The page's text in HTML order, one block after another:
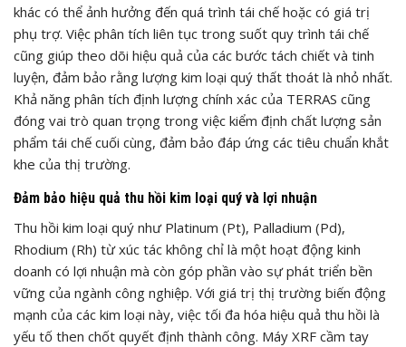
khác có thể ảnh hưởng đến quá trình tái chế hoặc có giá trị
phụ trợ. Việc phân tích liên tục trong suốt quy trình tái chế
cũng giúp theo dõi hiệu quả của các bước tách chiết và tinh
luyện, đảm bảo rằng lượng kim loại quý thất thoát là nhỏ nhất.
Khả năng phân tích định lượng chính xác của TERRAS cũng
đóng vai trò quan trọng trong việc kiểm định chất lượng sản
phẩm tái chế cuối cùng, đảm bảo đáp ứng các tiêu chuẩn khắt
khe của thị trường.
Đảm bảo hiệu quả thu hồi kim loại quý và lợi nhuận
Thu hồi kim loại quý như Platinum (Pt), Palladium (Pd),
Rhodium (Rh) từ xúc tác không chỉ là một hoạt động kinh
doanh có lợi nhuận mà còn góp phần vào sự phát triển bền
vững của ngành công nghiệp. Với giá trị thị trường biến động
mạnh của các kim loại này, việc tối đa hóa hiệu quả thu hồi là
yếu tố then chốt quyết định thành công. Máy XRF cầm tay